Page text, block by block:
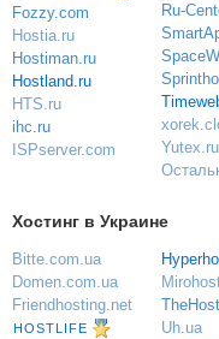
Fozzy.com
Hostia.ru
Hostiman.ru
Hostland.ru
HTS.ru
ihc.ru
ISPserver.com
Ru-
Yutex.ru
Хостинг в Украине
Bitte.com.ua
Domen.com.ua
Friendhosting.net
HOSTLIFE
Uh.ua